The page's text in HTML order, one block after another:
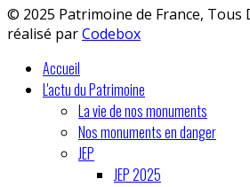
© 2025 Patrimoine de France, Tous
réalisé parCodebox
Accueil
L'actu du Patrimoine
La vie de nos monuments
Nos monuments en danger
JEP
JEP 2025